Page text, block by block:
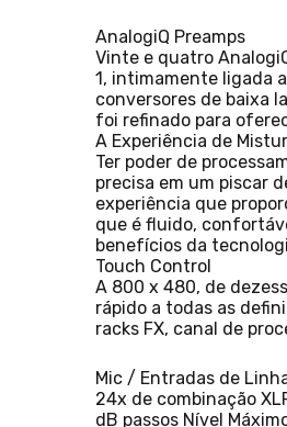
AnalogiQ Preamps
Vinte e quatro
1, intimamente ligada
conversores de baixa
foi refinado para
A Experiência de
Ter poder de
precisa em um piscar
experiência que
que é fluido,
benefícios da
Touch Control
A 800 x 480, de
rápido a todas as
racks FX, canal de
Mic / Entradas de
24x de combinação
dB passos Nível